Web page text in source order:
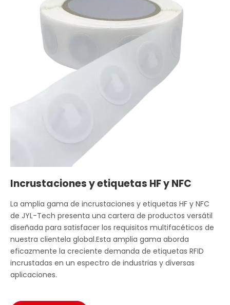
Incrustaciones y etiquetas HF y NFC
La amplia gama de incrustaciones y etiquetas HF y NFC
de JYL-Tech presenta una cartera de productos versátil
diseñada para satisfacer los requisitos multifacéticos de
nuestra clientela global.Esta amplia gama aborda
eficazmente la creciente demanda de etiquetas RFID
incrustadas en un espectro de industrias y diversas
aplicaciones.